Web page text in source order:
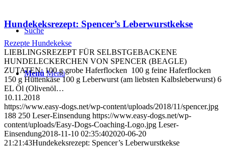
Suche
Menü Menü
Hundekeksrezept: Spencer’s Leberwurstkekse
Rezepte Hundekekse
LIEBLINGSREZEPT FÜR SELBSTGEBACKENE
HUNDELECKERCHEN VON SPENCER (BEAGLE)
ZUTATEN: 100 g grobe Haferflocken 100 g feine Haferflocken
150 g Hüttenkäse 100 g Leberwurst (am liebsten Kalbsleberwurst) 6
EL Öl (Olivenöl…
10.11.2018
https://www.easy-dogs.net/wp-content/uploads/2018/11/spencer.jpg
188 250 Leser-Einsendung https://www.easy-dogs.net/wp-
content/uploads/Easy-Dogs-Coaching-Logo.jpg Leser-
Einsendung2018-11-10 02:35:402020-06-20
21:21:43Hundekeksrezept: Spencer’s Leberwurstkekse